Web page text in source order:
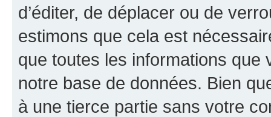
d’éditer, de déplacer ou de
estimons que cela est
que toutes les informations
notre base de données. Bien
à une tierce partie sans votre